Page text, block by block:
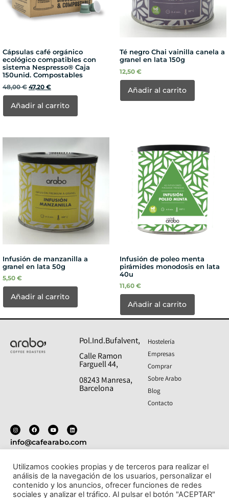
Cápsulas café orgánico
ecológico compatibles con
sistema Nespresso® Caja
150unid. Compostables
48,00€ 47,20 €
Añadir al carrito
Té negro Chai vainilla canela a
granel en lata 150g
12,50 €
Añadir al carrito
Infusión de manzanilla a
granel en lata 50g
5,50 €
Añadir al carrito
Infusión de poleo menta
pirámides monodosis en lata
40u
11,60 €
Añadir al carrito
Pol.Ind.Bufalvent,
Calle Ramon
Farguell 44,
08243 Manresa,
Barcelona
Hostelería
Empresas
Comprar
Sobre Arabo
Blog
Contacto
info@cafearabo.com
T: 938 27 38 76
Politica de privacidad- Aviso legal- Política de cookies
- Condiciones de compra y devoluciones
Utilizamos cookies propias y de terceros para realizar el
análisis de la navegación de los usuarios, personalizar el
contenido y los anuncios, ofrecer funciones de redes
sociales y analizar el tráfico. Al pulsar el botón "ACEPTAR"